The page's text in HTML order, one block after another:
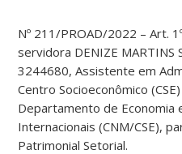
Nº 211/PROAD/2022 – Art.
servidora DENIZE MARTINS
3244680, Assistente em
Centro Socioeconômico
Departamento de Economia
Internacionais (CNM/CSE),
Patrimonial Setorial.